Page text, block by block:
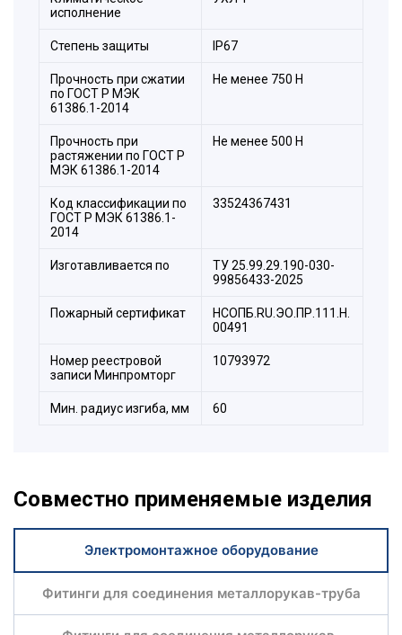
исполнение
Степень защиты IP67
Прочность при сжатии
по ГОСТ Р МЭК
61386.1-2014
Не менее 750 H
Прочность при
растяжении по ГОСТ Р
МЭК 61386.1-2014
Не менее 500 Н
Код классификации по
ГОСТ Р МЭК 61386.1-
2014
33524367431
Изготавливается по
ТУ 25.99.29.190-030-
99856433-2025
Пожарный сертификат
НСОПБ.RU.ЭО.ПР.111.Н.
00491
Номер реестровой
записи Минпромторг
10793972
Мин. радиус изгиба, мм 60
Совместно применяемые изделия
Электромонтажное оборудование
Фитинги для соединения металлорукав-труба